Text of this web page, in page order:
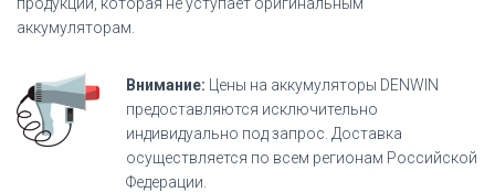
аккумуляторам.
Внимание: Цены на аккумуляторы DENWIN
предоставляются исключительно
индивидуально под запрос. Доставка
осуществляется по всем регионам Российской
Федерации.